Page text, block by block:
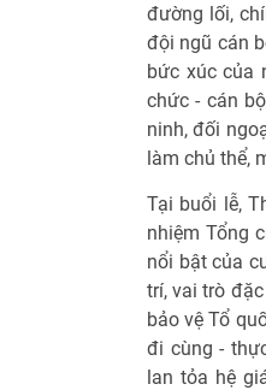
đường lối,
đội ngũ cán
bức xúc của
chức - cán
ninh, đối
làm chủ thể,
Tại buổi lễ,
nhiệm Tổng
nổi bật của
trí, vai trò
bảo vệ Tổ
đi cùng -
lan tỏa hệ